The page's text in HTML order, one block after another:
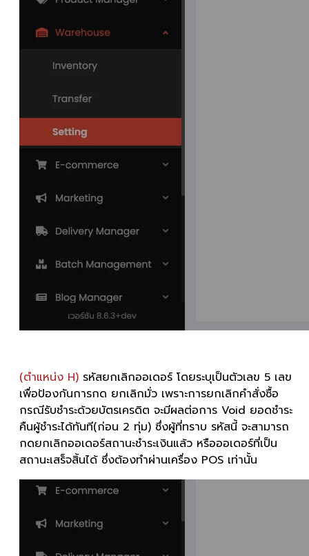
(ตำแหน่ง H) รหัสยกเลิกออเดอร์ โดยระบุเป็นตัวเลข 5 เลข
เพื่อป้องกันการกด ยกเลิกมั่ว เพราะการยกเลิกคำสั่งซื้อ
กรณีรับชำระด้วยบัตรเครดิต จะมีผลต่อการ Void ยอดชำระ
คืนผู้ชำระได้ทันที(ก่อน 2 ทุ่ม) ซึ่งผู้ที่ทราบ รหัสนี้ จะสามารถ
กดยกเลิกออเดอร์สถานะชำระเงินแล้ว หรือออเดอร์ที่เป็น
สถานะเสร็จสิ้นได้ ซึ่งต้องทำผ่านเครื่อง POS เท่านั้น